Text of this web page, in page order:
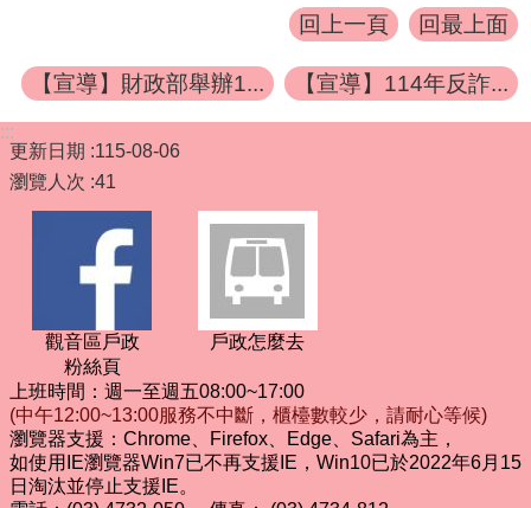
回上一頁 回最上面
【宣導】財政部舉辦1... 【宣導】114年反詐...
:::
更新日期
115-08-06
瀏覽人次 41
觀音區戶政
粉絲頁
戶政怎麼去
上班時間：週一至週五08:00~17:00
(中午12:00~13:00服務不中斷，櫃檯數較少，請耐心等候)
瀏覽器支援：Chrome、Firefox、Edge、Safari為主，
如使用IE瀏覽器Win7已不再支援IE，Win10已於2022年6月15
日淘汰並停止支援IE。